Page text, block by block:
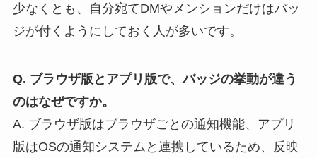
少なくとも、自分宛てDMやメンションだけはバッ
ジが付くようにしておく人が多いです。
Q. ブラウザ版とアプリ版で、バッジの挙動が違う
のはなぜですか。
A. ブラウザ版はブラウザごとの通知機能、アプリ
版はOSの通知システムと連携しているため、反映